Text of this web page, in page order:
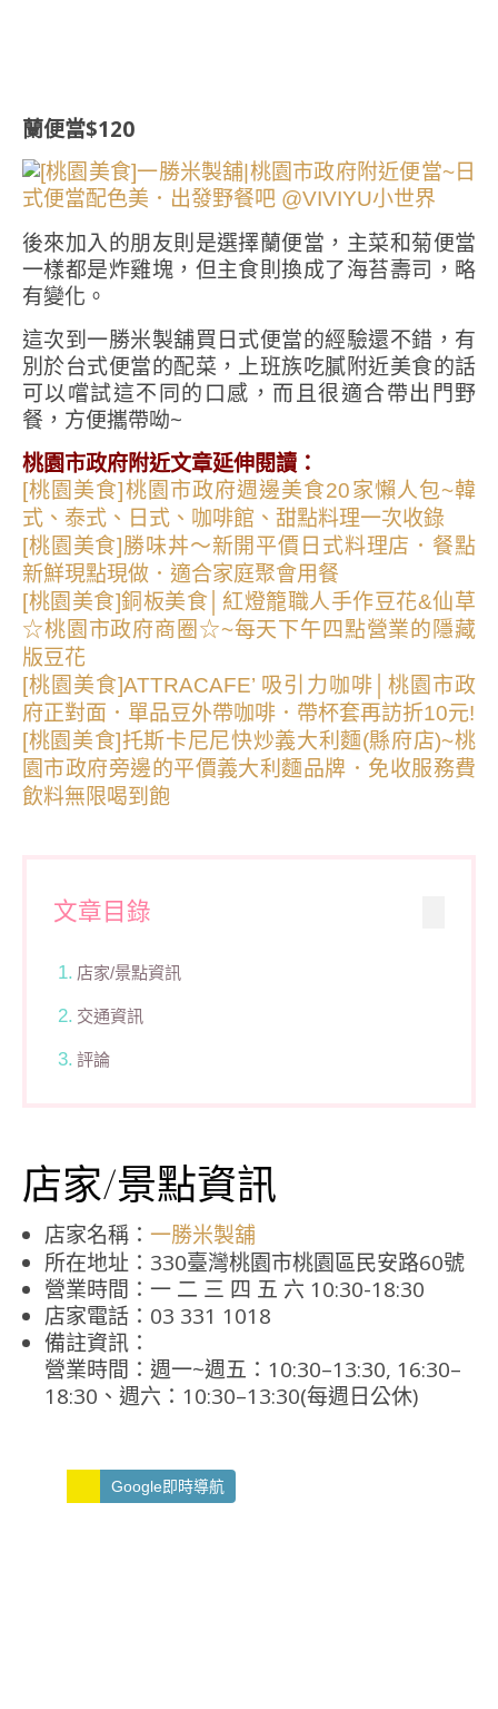
蘭便當$120
後來加入的朋友則是選擇蘭便當，主菜和菊便當
一樣都是炸雞塊，但主食則換成了海苔壽司，略
有變化。
這次到一勝米製舖買日式便當的經驗還不錯，有
別於台式便當的配菜，上班族吃膩附近美食的話
可以嚐試這不同的口感，而且很適合帶出門野
餐，方便攜帶呦~
桃園市政府附近文章延伸閱讀：
[桃園美食]桃園市政府週邊美食20家懶人包~韓
式、泰式、日式、咖啡館、甜點料理一次收錄
[桃園美食]勝味丼～新開平價日式料理店．餐點
新鮮現點現做．適合家庭聚會用餐
[桃園美食]銅板美食│紅燈籠職人手作豆花&仙草
☆桃園市政府商圈☆~每天下午四點營業的隱藏
版豆花
[桃園美食]ATTRACAFE’ 吸引力咖啡│桃園市政
府正對面．單品豆外帶咖啡．帶杯套再訪折10元!
[桃園美食]托斯卡尼尼快炒義大利麵(縣府店)~桃
園市政府旁邊的平價義大利麵品牌．免收服務費
飲料無限喝到飽
文章目錄
店家/景點資訊
交通資訊
評論
店家/景點資訊
店家名稱： 一勝米製舖
所在地址：330臺灣桃園市桃園區民安路60號
營業時間：一 二 三 四 五 六 10:30-18:30
店家電話：03 331 1018
備註資訊：
營業時間：週一~週五：10:30–13:30, 16:30–
18:30、週六：10:30–13:30(每週日公休)
Google即時導航